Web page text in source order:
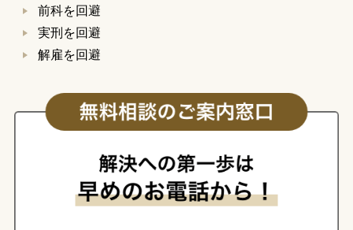
前科を回避
実刑を回避
解雇を回避